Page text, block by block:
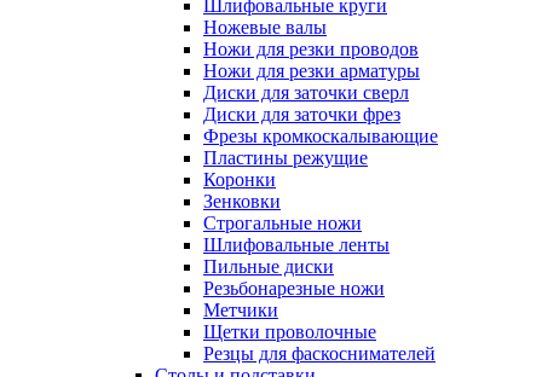
Шлифовальные круги
Ножевые валы
Ножи для резки проводов
Ножи для резки арматуры
Диски для заточки сверл
Диски для заточки фрез
Фрезы кромкоскалывающие
Пластины режущие
Коронки
Зенковки
Строгальные ножи
Шлифовальные ленты
Пильные диски
Резьбонарезные ножи
Метчики
Щетки проволочные
Резцы для фаскоснимателей